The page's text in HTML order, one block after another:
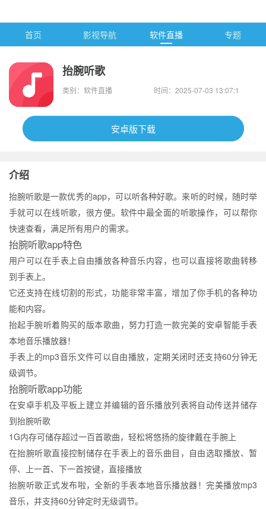
首页 影视导航 软件直播 专题
抬腕听歌
类别：软件直播
时间：2025-07-03 13:07:1
安卓版下载
介绍
抬腕听歌是一款优秀的app，可以听各种好歌。来听的时候，随时举
手就可以在线听歌，很方便。软件中最全面的听歌操作，可以帮你
快速查看，满足所有用户的需求。
抬腕听歌app特色
用户可以在手表上自由播放各种音乐内容，也可以直接将歌曲转移
到手表上。
它还支持在线切割的形式，功能非常丰富，增加了你手机的各种功
能和内容。
抬起手腕听着购买的版本歌曲，努力打造一款完美的安卓智能手表
本地音乐播放器！
手表上的mp3音乐文件可以自由播放，定期关闭时还支持60分钟无
级调节。
抬腕听歌app功能
在安卓手机及平板上建立并编辑的音乐播放列表将自动传送并储存
到抬腕听歌
1G内存可储存超过一百首歌曲，轻松将悠扬的旋律戴在手腕上
在抬腕听歌直接控制储存在手表上的音乐曲目，自由选取播放、暂
停、上一首、下一首按键，直接播放
抬腕听歌正式发布啦，全新的手表本地音乐播放器！完美播放mp3
音乐，并支持60分钟定时无级调节。